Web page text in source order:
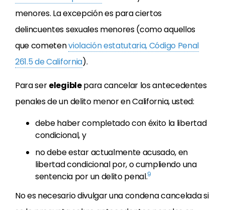
menores. La excepción es para ciertos
delincuentes sexuales menores (como aquellos
que cometenviolación estatutaria, Código Penal
261.5 de California).
Para serelegiblepara cancelar los antecedentes
penales de un delito menor en California, usted:
debe haber completado con éxito la libertad
condicional, y
no debe estar actualmente acusado, en
libertad condicional por, o cumpliendo una
sentencia por un delito penal.9
No es necesario divulgar una condena cancelada si